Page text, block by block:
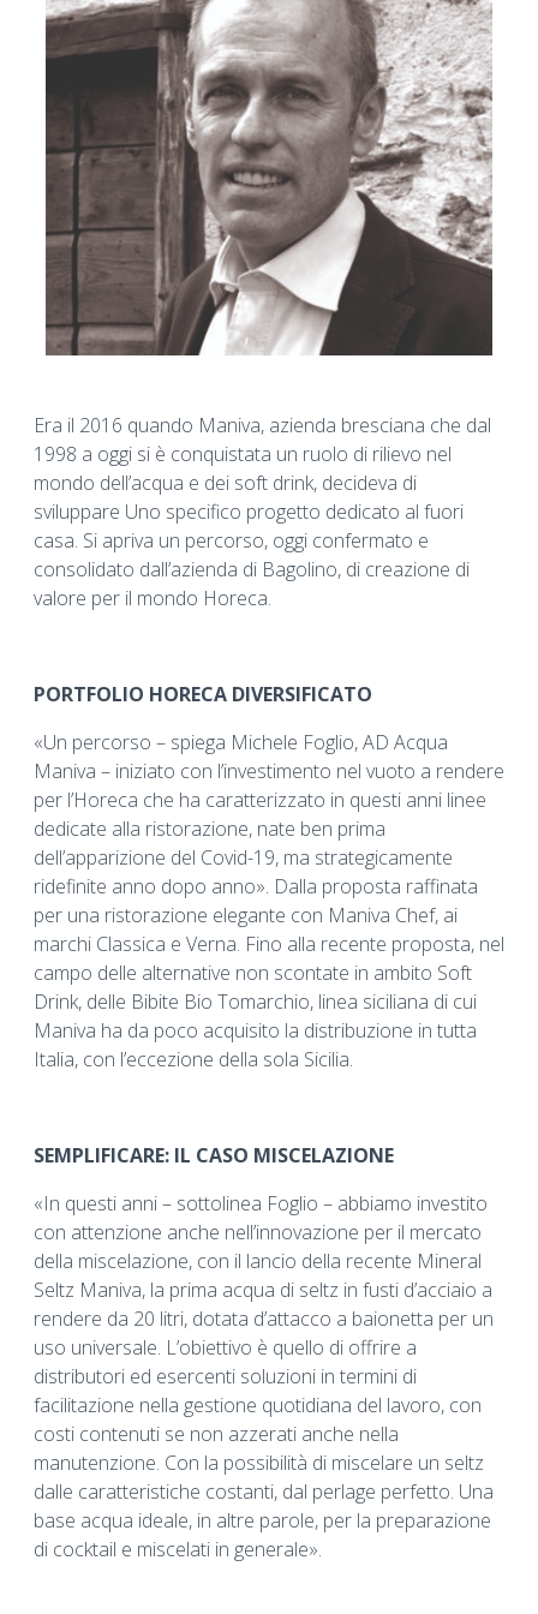
Era il 2016 quando Maniva, azienda bresciana che dal
1998 a oggi si è conquistata un ruolo di rilievo nel
mondo dell’acqua e dei soft drink, decideva di
sviluppare Uno specifico progetto dedicato al fuori
casa. Si apriva un percorso, oggi confermato e
consolidato dall’azienda di Bagolino, di creazione di
valore per il mondo Horeca.
PORTFOLIO HORECA DIVERSIFICATO
«Un percorso – spiega Michele Foglio, AD Acqua
Maniva – iniziato con l’investimento nel vuoto a rendere
per l’Horeca che ha caratterizzato in questi anni linee
dedicate alla ristorazione, nate ben prima
dell’apparizione del Covid-19, ma strategicamente
ridefinite anno dopo anno». Dalla proposta raffinata
per una ristorazione elegante con Maniva Chef, ai
marchi Classica e Verna. Fino alla recente proposta, nel
campo delle alternative non scontate in ambito Soft
Drink, delle Bibite Bio Tomarchio, linea siciliana di cui
Maniva ha da poco acquisito la distribuzione in tutta
Italia, con l’eccezione della sola Sicilia.
SEMPLIFICARE: IL CASO MISCELAZIONE
«In questi anni – sottolinea Foglio – abbiamo investito
con attenzione anche nell’innovazione per il mercato
della miscelazione, con il lancio della recente Mineral
Seltz Maniva, la prima acqua di seltz in fusti d’acciaio a
rendere da 20 litri, dotata d’attacco a baionetta per un
uso universale. L’obiettivo è quello di offrire a
distributori ed esercenti soluzioni in termini di
facilitazione nella gestione quotidiana del lavoro, con
costi contenuti se non azzerati anche nella
manutenzione. Con la possibilità di miscelare un seltz
dalle caratteristiche costanti, dal perlage perfetto. Una
base acqua ideale, in altre parole, per la preparazione
di cocktail e miscelati in generale».